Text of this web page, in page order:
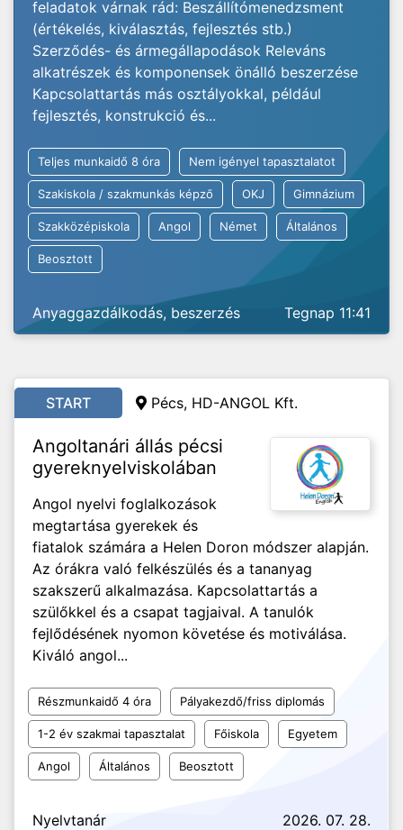
feladatok várnak rád: Beszállítómenedzsment
(értékelés, kiválasztás, fejlesztés stb.)
Szerződés- és ármegállapodások Releváns
alkatrészek és komponensek önálló beszerzése
Kapcsolattartás más osztályokkal, például
fejlesztés, konstrukció és...
Teljes munkaidő 8 óra Nem igényel tapasztalatot
Szakiskola / szakmunkás képző OKJ Gimnázium
Szakközépiskola Angol Német Általános
Beosztott
Anyaggazdálkodás, beszerzés Tegnap 11:41
START Pécs, HD-ANGOL Kft.
Angoltanári állás pécsi
gyereknyelviskolában
Angol nyelvi foglalkozások
megtartása gyerekek és
fiatalok számára a Helen Doron módszer alapján.
Az órákra való felkészülés és a tananyag
szakszerű alkalmazása. Kapcsolattartás a
szülőkkel és a csapat tagjaival. A tanulók
fejlődésének nyomon követése és motiválása.
Kiváló angol...
Részmunkaidő 4 óra Pályakezdő/friss diplomás
1-2 év szakmai tapasztalat Főiskola Egyetem
Angol Általános Beosztott
Nyelvtanár 2026. 07. 28.